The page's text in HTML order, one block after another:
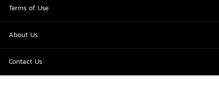
Terms of Use
About Us
Contact Us